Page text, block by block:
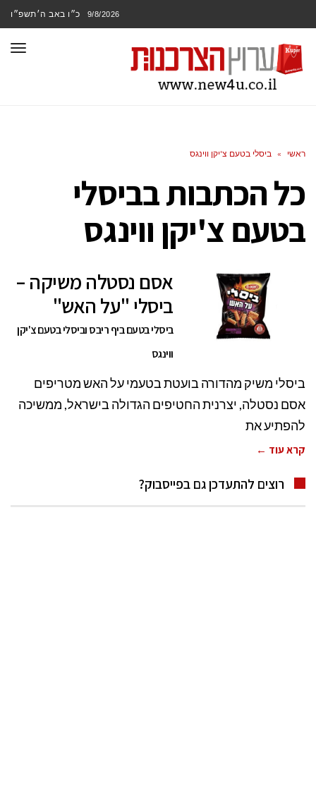
9/8/2026 כ״ו באב ה׳תשפ״ו
ראשי » ביסלי בטעם צ'יקן ווינגס
כל הכתבות בביסלי
בטעם צ'יקן ווינגס
אסם נסטלה משיקה –
ביסלי "על האש"
ביסלי בטעם ביף ריבס וביסלי בטעם צ'יקן
ווינגס
ביסלי משיק מהדורה בועטת בטעמי על האש מטריפים
אסם נסטלה, יצרנית החטיפים הגדולה בישראל, ממשיכה
להפתיע את
קרא עוד ←
רוצים להתעדכן גם בפייסבוק?